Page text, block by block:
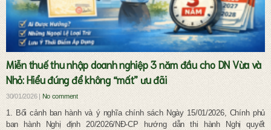
Miễn thuế thu nhập doanh nghiệp 3 năm đầu cho DN Vừa và
Nhỏ: Hiểu đúng để không “mất” ưu đãi
30/01/2026 | No comment
1. Bối cảnh ban hành và ý nghĩa chính sách Ngày 15/01/2026, Chính phủ
ban hành Nghị định 20/2026/NĐ-CP hướng dẫn thi hành Nghị quyết